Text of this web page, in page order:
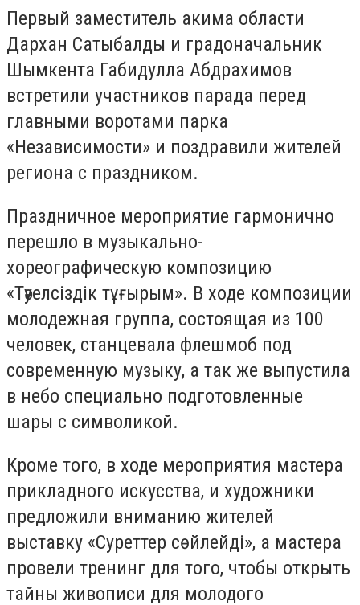
Первый заместитель акима области
Дархан Сатыбалды и градоначальник
Шымкента Габидулла Абдрахимов
встретили участников парада перед
главными воротами парка
«Независимости» и поздравили жителей
региона с праздником.
Праздничное мероприятие гармонично
перешло в музыкально-
хореографическую композицию
«Тәуелсіздік тұғырым». В ходе композиции
молодежная группа, состоящая из 100
человек, станцевала флешмоб под
современную музыку, а так же выпустила
в небо специально подготовленные
шары с символикой.
Кроме того, в ходе мероприятия мастера
прикладного искусства, и художники
предложили вниманию жителей
выставку «Суреттер сөйлейді», а мастера
провели тренинг для того, чтобы открыть
тайны живописи для молодого